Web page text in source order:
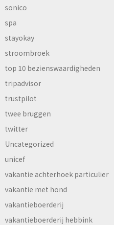
sonico
spa
stayokay
stroombroek
top 10 bezienswaardigheden
tripadvisor
trustpilot
twee bruggen
twitter
Uncategorized
unicef
vakantie achterhoek particulier
vakantie met hond
vakantieboerderij
vakantieboerderij hebbink